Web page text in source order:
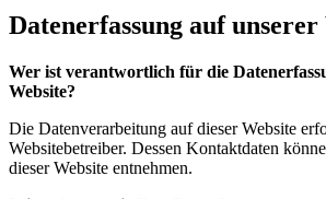
Datenerfassung auf unserer
Wer ist verantwortlich für die
Website?
Die Datenverarbeitung auf dieser Website
Websitebetreiber. Dessen Kontaktdaten
dieser Website entnehmen.